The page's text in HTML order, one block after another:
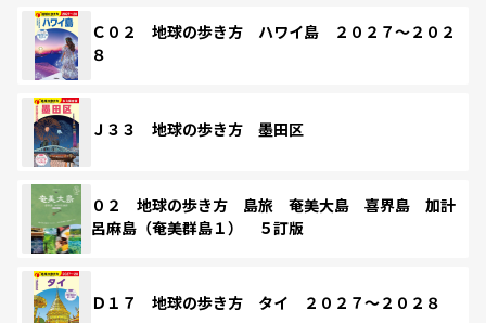
Ｃ０２ 地球の歩き方 ハワイ島 ２０２７～２０２
８
Ｊ３３ 地球の歩き方 墨田区
０２ 地球の歩き方 島旅 奄美大島 喜界島 加計
呂麻島（奄美群島１） ５訂版
Ｄ１７ 地球の歩き方 タイ ２０２７～２０２８